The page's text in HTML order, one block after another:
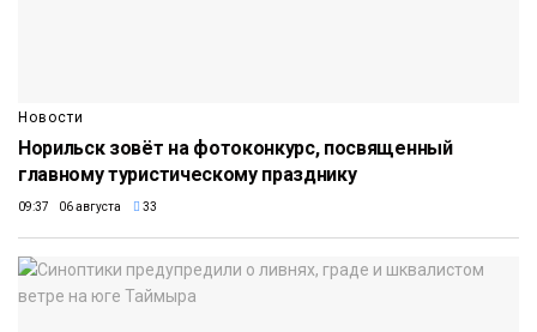
Новости
Норильск зовёт на фотоконкурс, посвященный
главному туристическому празднику
09:37 06 августа 33